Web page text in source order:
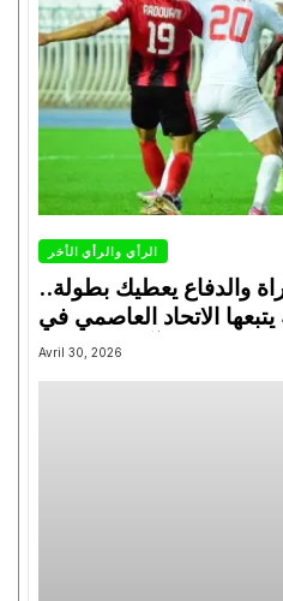
الرأي والرأي الأخر
والدفاع يعطيك بطولة..
يتبعها الاتحاد العاصمي في
تتويجاته آخر السنوات
Avril 30, 2026